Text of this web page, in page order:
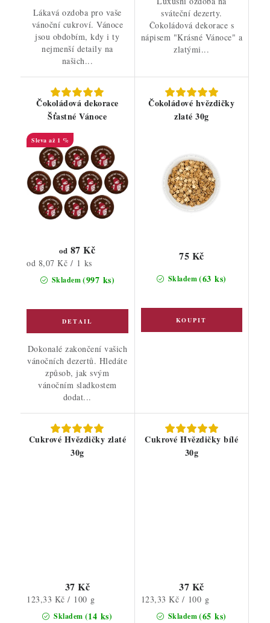
Lákavá ozdoba pro vaše
vánoční cukroví. Vánoce
jsou obdobím, kdy i ty
nejmenší detaily na
našich...
sváteční dezerty.
Čokoládová dekorace s
nápisem "Krásné Vánoce" a
zlatými...
Čokoládová dekorace
Šťastné Vánoce
až 1 %
Skladem(997 ks)
od 87 Kč
Měrná
cena:
od 8,07 Kč / 1 ks
Dokonalé zakončení vašich
vánočních dezertů. Hledáte
způsob, jak svým
vánočním sladkostem
dodat...
Čokoládové hvězdičky
zlaté 30g
Skladem(63 ks)
75 Kč
Cukrové Hvězdičky zlaté
30g
Skladem (14 ks)
37 Kč
Měrná
cena:
123,33 Kč / 100 g
Cukrové Hvězdičky bílé
30g
Skladem(65 ks)
37 Kč
Měrná
cena:
123,33 Kč / 100 g